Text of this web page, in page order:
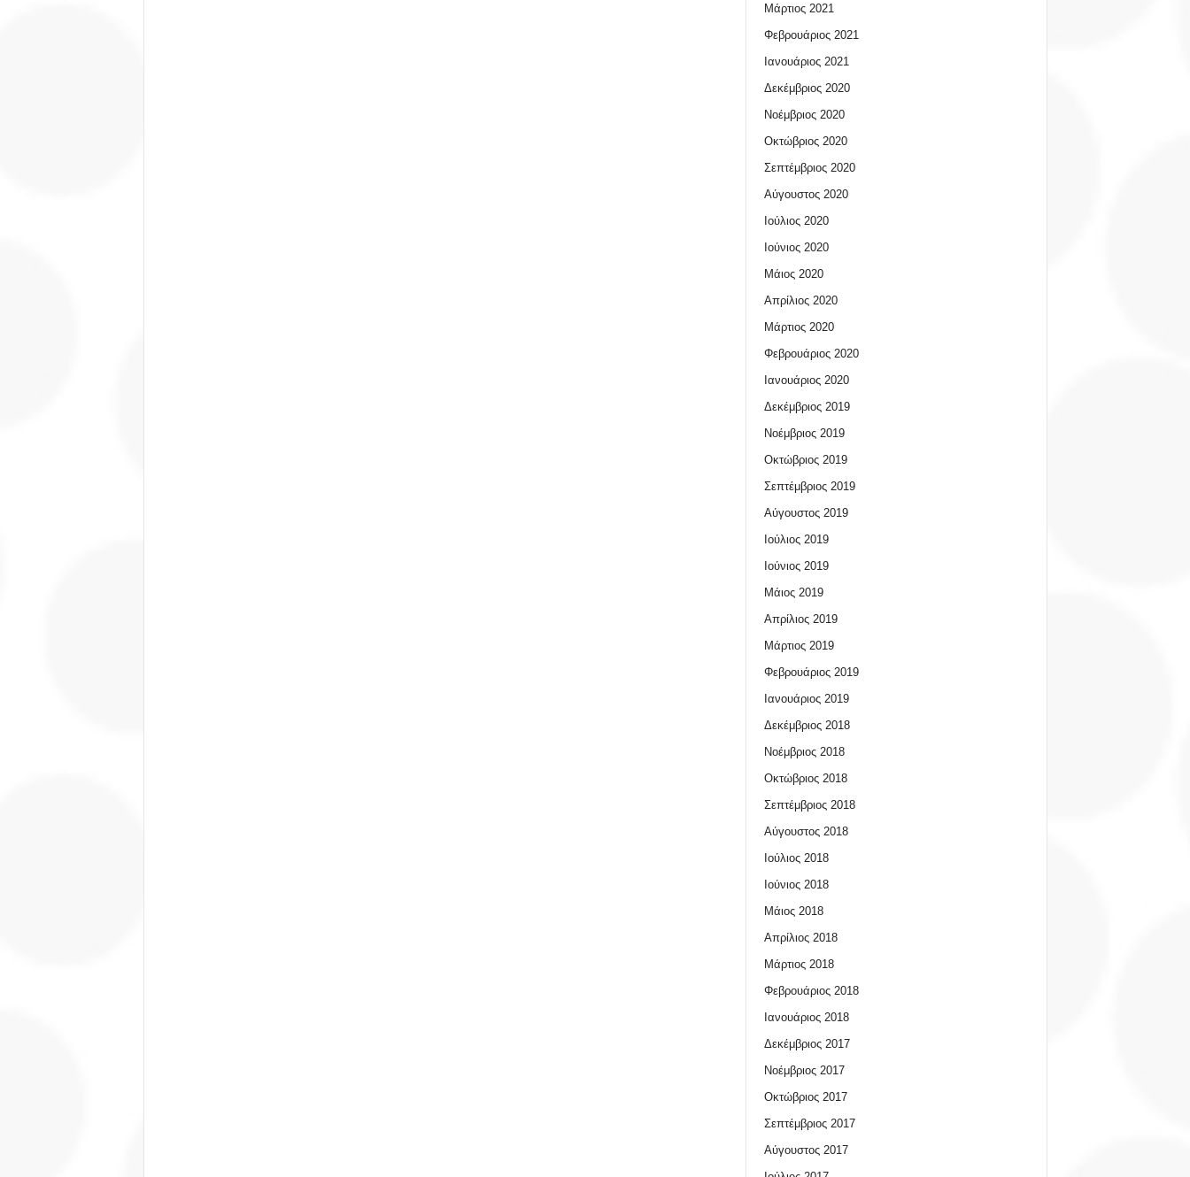
Μάρτιος 2021
Φεβρουάριος 2021
Ιανουάριος 2021
Δεκέμβριος 2020
Νοέμβριος 2020
Οκτώβριος 2020
Σεπτέμβριος 2020
Αύγουστος 2020
Ιούλιος 2020
Ιούνιος 2020
Μάιος 2020
Απρίλιος 2020
Μάρτιος 2020
Φεβρουάριος 2020
Ιανουάριος 2020
Δεκέμβριος 2019
Νοέμβριος 2019
Οκτώβριος 2019
Σεπτέμβριος 2019
Αύγουστος 2019
Ιούλιος 2019
Ιούνιος 2019
Μάιος 2019
Απρίλιος 2019
Μάρτιος 2019
Φεβρουάριος 2019
Ιανουάριος 2019
Δεκέμβριος 2018
Νοέμβριος 2018
Οκτώβριος 2018
Σεπτέμβριος 2018
Αύγουστος 2018
Ιούλιος 2018
Ιούνιος 2018
Μάιος 2018
Απρίλιος 2018
Μάρτιος 2018
Φεβρουάριος 2018
Ιανουάριος 2018
Δεκέμβριος 2017
Νοέμβριος 2017
Οκτώβριος 2017
Σεπτέμβριος 2017
Αύγουστος 2017